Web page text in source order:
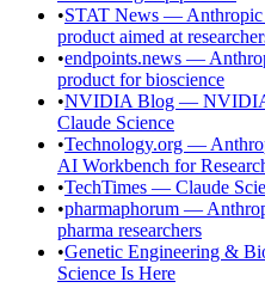
•STAT News — Anthropic
product aimed at
•endpoints.news —
product for bioscience
•NVIDIA Blog — NVIDIA
Claude Science
•Technology.org —
AI Workbench for
•TechTimes — Claude
•pharmaphorum —
pharma researchers
•Genetic Engineering &
Science Is Here